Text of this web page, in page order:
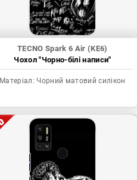
TECNO Spark 6 Air (KE6)
Чохол "Чорно-білі написи"
Матеріал: Чорний матовий силікон